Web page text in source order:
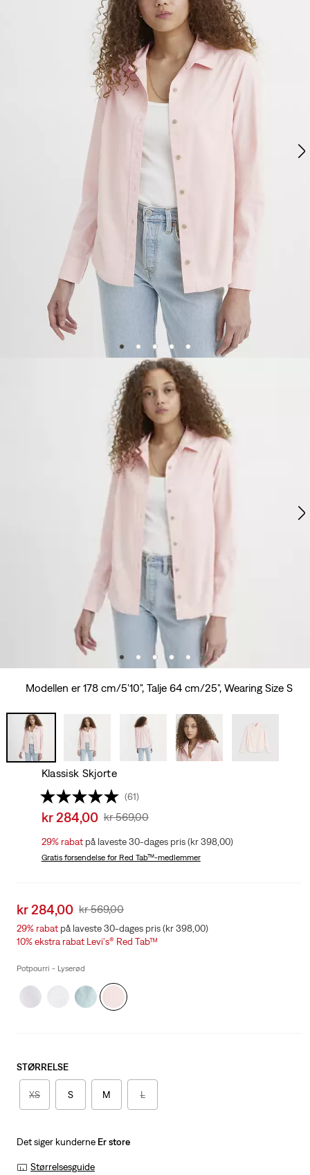
Modellen er 178 cm/5'10", Talje 64 cm/25", Wearing Size S
Klassisk Skjorte
(61)
Sale
is
kr 284,00 Original
Was
kr 569,00
29% rabatpå laveste 30-dages pris (kr 398,00)
Gratis forsendelsefor Red Tab™-medlemmer
Sale
price
is
kr 284,00 Original
Price
Was
kr 569,00
29% rabat på laveste 30-dages pris (kr 398,00)
10% ekstra rabat Levi's® Red Tab™
Potpourri - Lyserød
STØRRELSE
XS S M L
Det siger kunderne Er store
Størrelsesguide